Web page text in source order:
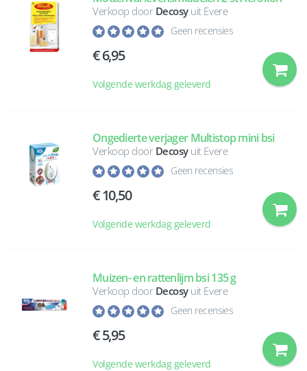
Verkoop door Decosyuit Evere
Geen recensies
6,95
Volgende werkdag geleverd
Ongedierte verjager Multistop mini bsi
Verkoop door Decosyuit Evere
Geen recensies
10,50
Volgende werkdag geleverd
Muizen- en rattenlijm bsi 135 g
Verkoop door Decosyuit Evere
Geen recensies
5,95
Volgende werkdag geleverd